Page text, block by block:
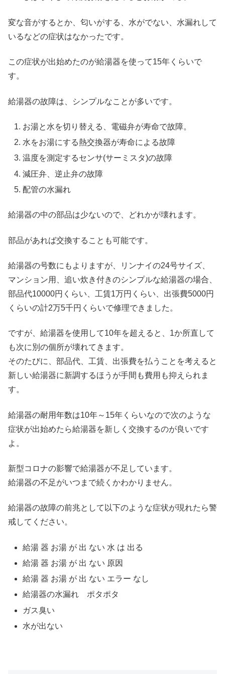
変な音がするとか、匂いがする、水がでない、水漏れして
いるなどの症状はなかったです。
この症状が出始めたのが給湯器を使って15年くらいで
す。
給湯器の故障は、シンプルなことが多いです。
お湯と水を切り替える、電磁弁が寿命で故障。
水をお湯にする熱交換器が寿命による故障
温度を測定するセンサ(サーミスタ)の故障
減圧弁、逆止弁の故障
配管の水漏れ
給湯器の中の部品は少ないので、どれかが壊れます。
部品があれば交換することも可能です。
給湯器の号数にもよりますが、リンナイの24号サイズ、
マンション用、追い炊き付きのシンプルな給湯器の場合、
部品代10000円くらい、工賃1万円くらい、出張費5000円
くらいの計2万5千円くらいで修理できました。
ですが、給湯器を使用して10年を超えると、1か所直して
も次に別の個所が壊れてきます。
そのたびに、部品代、工賃、出張費を払うことを考えると
新しい給湯器に新調するほうが手間も費用も抑えられま
す。
給湯器の耐用年数は10年～15年くらいなので次のような
症状が出始めたら給湯器を新しく交換するのが良いです
よ。
新型コロナの影響で給湯器が不足しています。
給湯器の不足がいつまで続くかわかりません。
給湯器の故障の前兆として以下のような症状が現れたら警
戒してください。
給湯 器 お湯 が 出 ない 水 は 出る
給湯 器 お湯 が 出 ない 原因
給湯 器 お湯 が 出 ない エラー なし
給湯器の水漏れ ポタポタ
ガス臭い
水が出ない